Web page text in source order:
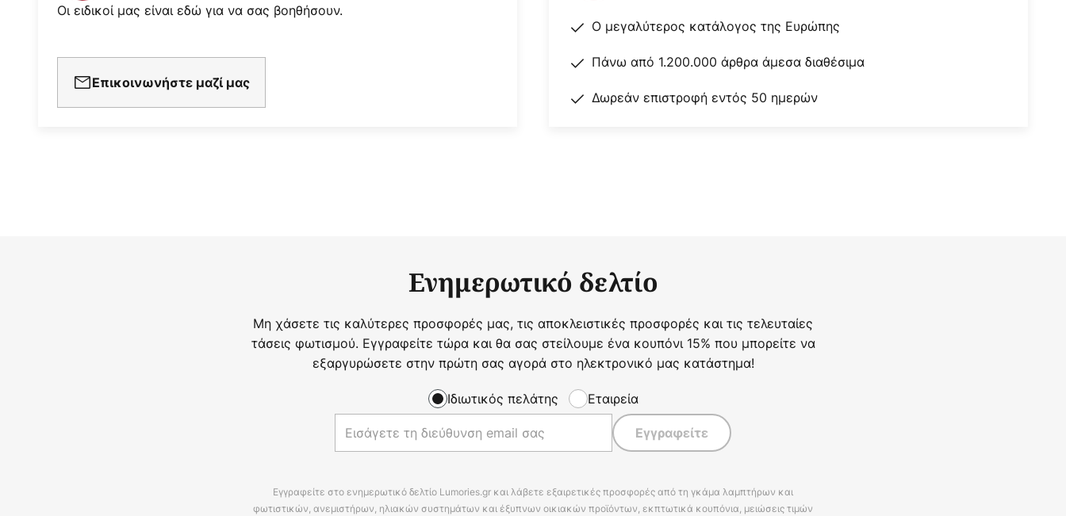
Οι ειδικοί μας είναι εδώ για να σας βοηθήσουν.
Επικοινωνήστε μαζί μας
Ο μεγαλύτερος κατάλογος της Ευρώπης
Πάνω από 1.200.000 άρθρα άμεσα διαθέσιμα
Δωρεάν επιστροφή εντός 50 ημερών
Ενημερωτικό δελτίο
Μη χάσετε τις καλύτερες προσφορές μας, τις αποκλειστικές προσφορές και τις τελευταίες
τάσεις φωτισμού. Εγγραφείτε τώρα και θα σας στείλουμε ένα κουπόνι 15% που μπορείτε να
εξαργυρώσετε στην πρώτη σας αγορά στο ηλεκτρονικό μας κατάστημα!
Ιδιωτικός πελάτης Εταιρεία
Εγγραφείτε
Εγγραφείτε στο ενημερωτικό δελτίο Lumories.gr και λάβετε εξαιρετικές προσφορές από τη γκάμα λαμπτήρων και
φωτιστικών, ανεμιστήρων, ηλιακών συστημάτων και έξυπνων οικιακών προϊόντων, εκπτωτικά κουπόνια, μειώσεις τιμών